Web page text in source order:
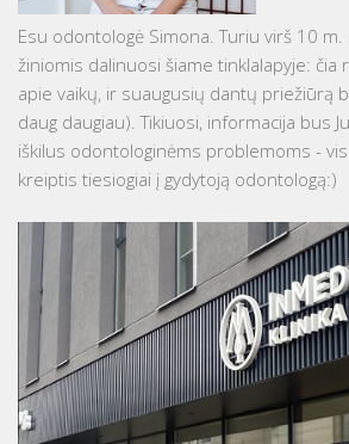
Esu odontologė Simona. Turiu virš 10
žiniomis dalinuosi šiame tinklalapyje: čia
apie vaikų, ir suaugusių dantų priežiūrą
daug daugiau). Tikiuosi, informacija bus
iškilus odontologinėms problemoms -
kreiptis tiesiogiai į gydytoją odontologą:)